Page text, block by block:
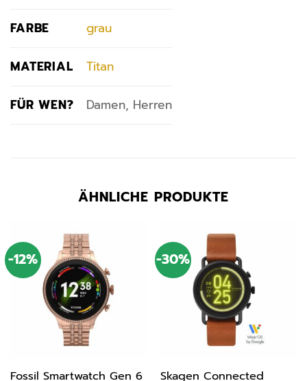
FARBE grau
MATERIAL Titan
FÜR WEN? Damen, Herren
ÄHNLICHE PRODUKTE
-12%
Fossil Smartwatch Gen 6
-30%
Skagen Connected